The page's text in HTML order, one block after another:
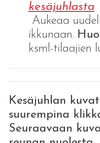
kesäjuhlasta
Aukeaa
ikkunaan.
ksml-tilaajien
Kesäjuhlan
suurempina
Seuraavaan